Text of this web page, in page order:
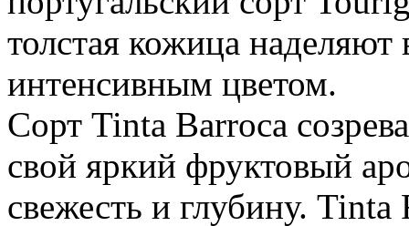
толстая кожица наделяют
интенсивным цветом.
Сорт Tinta Barroca
свой яркий фруктовый
свежесть и глубину.